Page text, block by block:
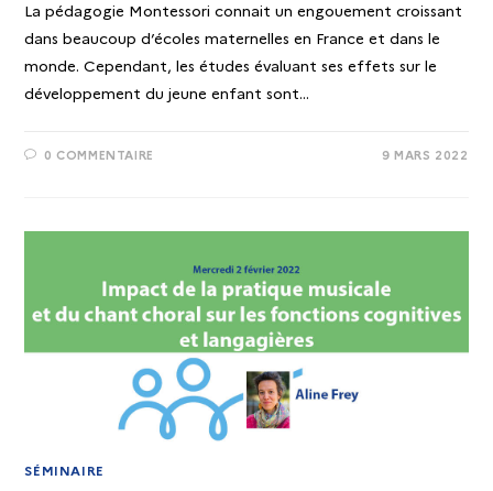
La pédagogie Montessori connait un engouement croissant
dans beaucoup d’écoles maternelles en France et dans le
monde. Cependant, les études évaluant ses effets sur le
développement du jeune enfant sont…
0 COMMENTAIRE 9 MARS 2022
SÉMINAIRE